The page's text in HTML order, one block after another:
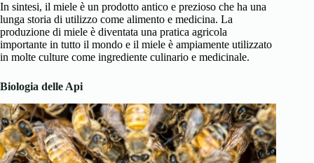
In sintesi, il miele è un prodotto antico e prezioso che ha una
lunga storia di utilizzo come alimento e medicina. La
produzione di miele è diventata una pratica agricola
importante in tutto il mondo e il miele è ampiamente utilizzato
in molte culture come ingrediente culinario e medicinale.
Biologia delle Api